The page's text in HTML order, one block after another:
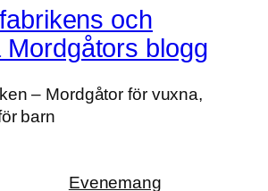
och
Mordgåtors blogg
– Mordgåtor för vuxna,
barn
Evenemang